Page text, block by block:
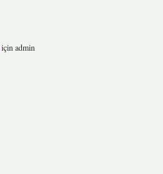
için admin